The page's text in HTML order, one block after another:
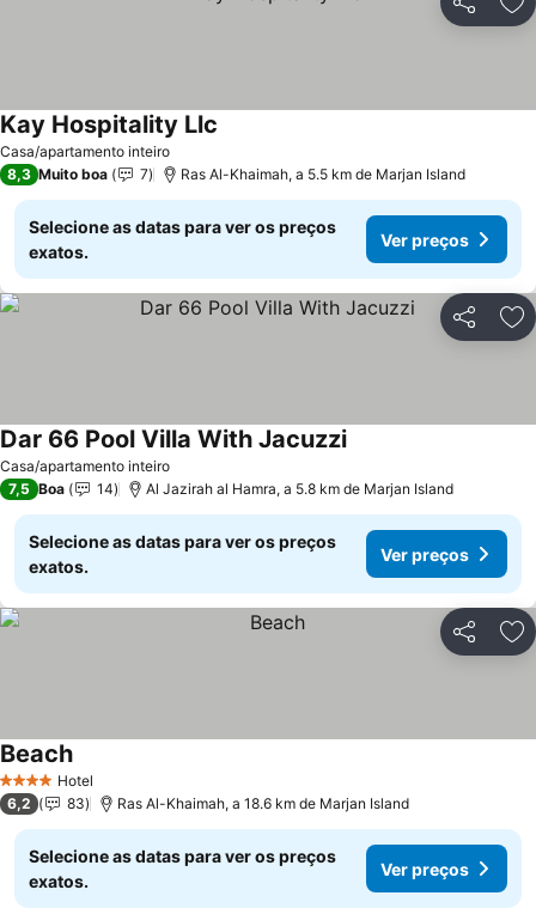
Partilhar
Casa/apartamento inteiro
Kay Hospitality Llc
8,3 Muito boa 7 Ras Al-Khaimah, a 5.5 km de Marjan Island
Selecione as datas para ver os preços
exatos.
Ver preços
Partilhar
Casa/apartamento inteiro
Dar 66 Pool Villa With Jacuzzi
7,5 Boa 14 Al Jazirah al Hamra, a 5.8 km de Marjan Island
Selecione as datas para ver os preços
exatos.
Ver preços
Partilhar
4 EstrelasHotel
Beach
6,2 83 Ras Al-Khaimah, a 18.6 km de Marjan Island
Selecione as datas para ver os preços
exatos.
Ver preços